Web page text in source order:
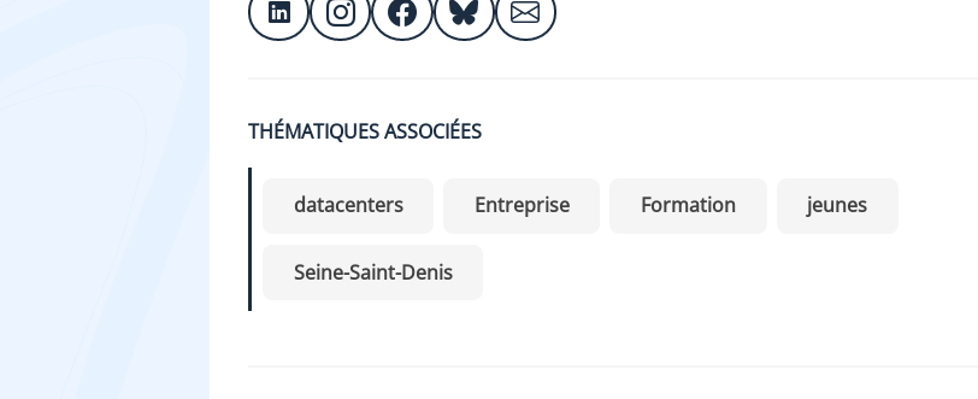
THÉMATIQUES ASSOCIÉES
datacenters Entreprise Formation jeunes
Seine-Saint-Denis